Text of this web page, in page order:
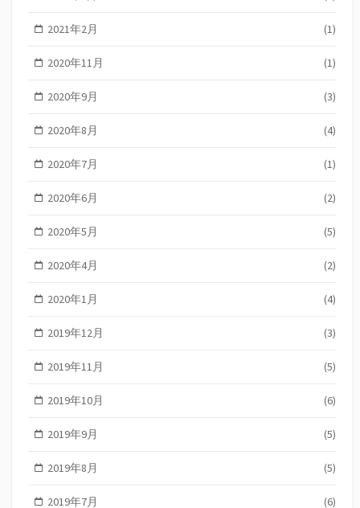
2021年2月 (1)
2020年11月 (1)
2020年9月 (3)
2020年8月 (4)
2020年7月 (1)
2020年6月 (2)
2020年5月 (5)
2020年4月 (2)
2020年1月 (4)
2019年12月 (3)
2019年11月 (5)
2019年10月 (6)
2019年9月 (5)
2019年8月 (5)
2019年7月 (6)